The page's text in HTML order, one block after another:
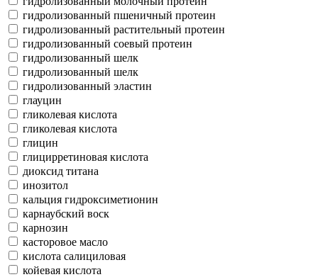
гидролизованный пшеничный протеин
гидролизованный растительный протеин
гидролизованный соевый протеин
гидролизованный шелк
гидролизованный шелк
гидролизованный эластин
глауцин
гликолевая кислота
гликолевая кислота
глицин
глицирретиновая кислота
диоксид титана
инозитол
кальция гидроксиметионин
карнаубский воск
карнозин
касторовое масло
кислота салициловая
койевая кислота